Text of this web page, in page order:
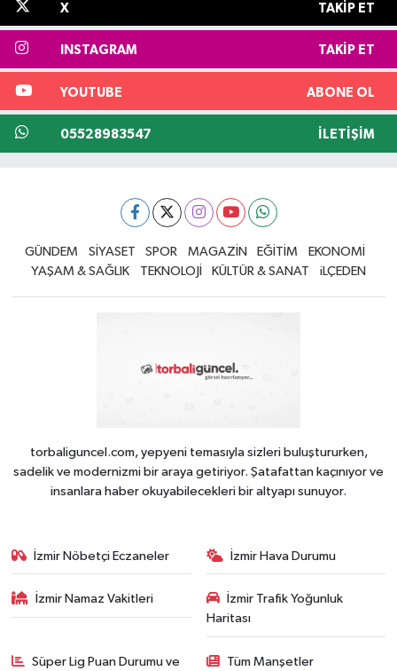
X TAKIP ET
INSTAGRAM TAKIP ET
YOUTUBE ABONE OL
05528983547 İLETIŞIM
GÜNDEM SİYASET SPOR MAGAZİN EĞİTİM
EKONOMİ
YAŞAM & SAĞLIK
TEKNOLOJİ KÜLTÜR & SANAT iLÇEDEN
torbaliguncel.com, yepyeni temasıyla sizleri buluştururken,
sadelik ve modernizmi bir araya getiriyor. Şatafattan kaçınıyor ve
insanlara haber okuyabilecekleri bir altyapı sunuyor.
İzmir Nöbetçi Eczaneler İzmir Hava Durumu
İzmir Namaz Vakitleri
İzmir Trafik Yoğunluk
Haritası
Süper Lig Puan Durumu ve Tüm Manşetler